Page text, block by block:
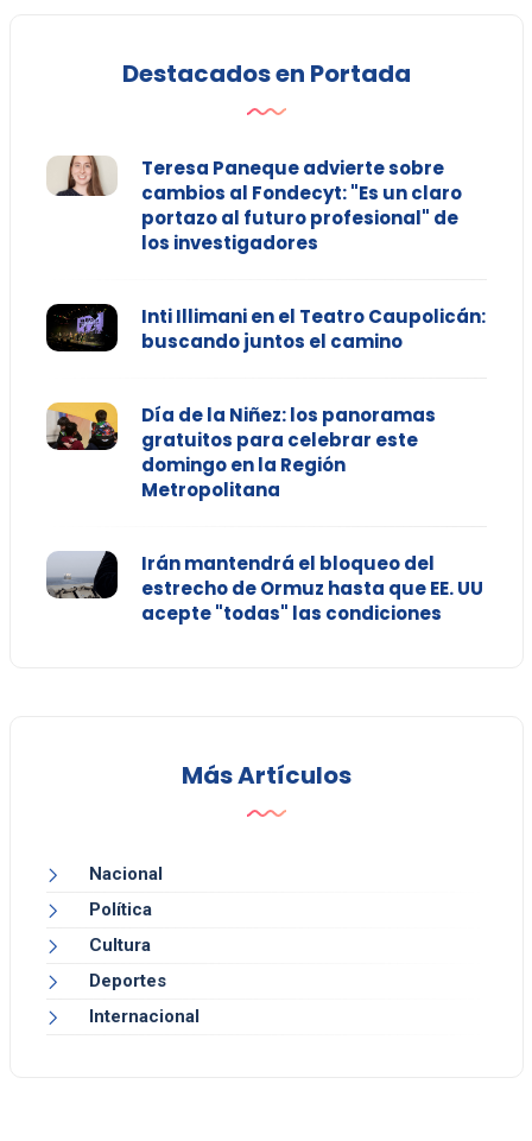
Destacados en Portada
Teresa Paneque advierte sobre
cambios al Fondecyt: "Es un claro
portazo al futuro profesional" de
los investigadores
Inti Illimani en el Teatro Caupolicán:
buscando juntos el camino
Día de la Niñez: los panoramas
gratuitos para celebrar este
domingo en la Región
Metropolitana
Irán mantendrá el bloqueo del
estrecho de Ormuz hasta que EE. UU
acepte "todas" las condiciones
Más Artículos
Nacional
Política
Cultura
Deportes
Internacional